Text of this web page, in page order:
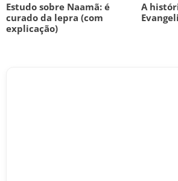
Estudo sobre Naamã: é
curado da lepra (com
explicação)
A